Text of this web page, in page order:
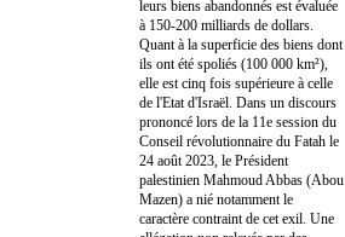
leurs biens abandonnés est évaluée
à 150-200 milliards de dollars.
Quant à la superficie des biens dont
ils ont été spoliés (100 000 km²),
elle est cinq fois supérieure à celle
de l'Etat d'Israël. Dans un discours
prononcé lors de la 11e session du
Conseil révolutionnaire du Fatah le
24 août 2023, le Président
palestinien Mahmoud Abbas (Abou
Mazen) a nié notamment le
caractère contraint de cet exil. Une